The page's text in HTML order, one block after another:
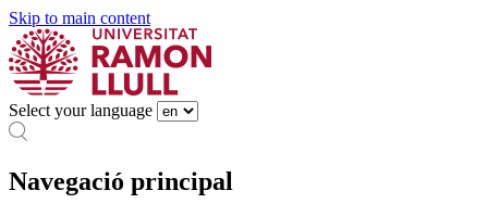
Skip to main content
Select your language
Navegació principal